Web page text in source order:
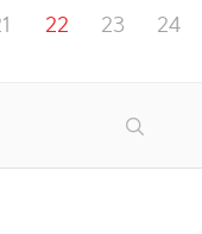
22 23 24